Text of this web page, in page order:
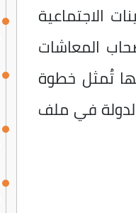
الاجتماعية
المعاشات
تُمثل خطوة
في ملف